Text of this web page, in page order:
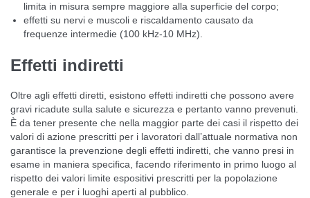
limita in misura sempre maggiore alla superficie del corpo;
effetti su nervi e muscoli e riscaldamento causato da
frequenze intermedie (100 kHz-10 MHz).
Effetti indiretti
Oltre agli effetti diretti, esistono effetti indiretti che possono avere
gravi ricadute sulla salute e sicurezza e pertanto vanno prevenuti.
È da tener presente che nella maggior parte dei casi il rispetto dei
valori di azione prescritti per i lavoratori dall’attuale normativa non
garantisce la prevenzione degli effetti indiretti, che vanno presi in
esame in maniera specifica, facendo riferimento in primo luogo al
rispetto dei valori limite espositivi prescritti per la popolazione
generale e per i luoghi aperti al pubblico.